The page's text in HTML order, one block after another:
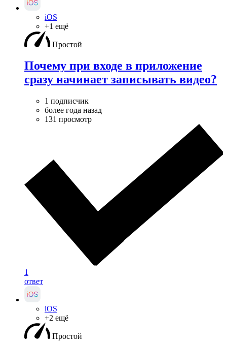
iOS
+1 ещё
Простой
Почему при входе в приложение
сразу начинает записывать видео?
1 подписчик
более года назад
131 просмотр
1
ответ
iOS
+2 ещё
Простой